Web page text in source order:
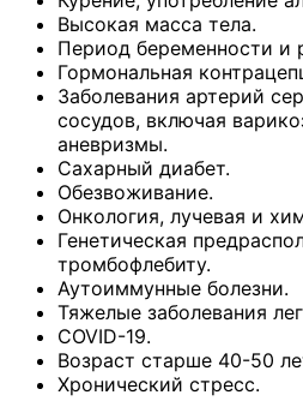
Высокая масса тела.
Период беременности и
Гормональная
Заболевания артерий
сосудов, включая
аневризмы.
Сахарный диабет.
Обезвоживание.
Онкология, лучевая и
Генетическая
тромбофлебиту.
Аутоиммунные болезни.
Тяжелые заболевания
COVID-19.
Возраст старше 40-50
Хронический стресс.